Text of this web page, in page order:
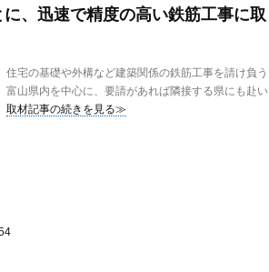
、迅速で精度の高い鉄筋工事に取
宅の基礎や外構など建築関係の鉄筋工事を請け負う
富山県内を中心に、要請があれば隣接する県にも赴い
取材記事の続きを見る≫